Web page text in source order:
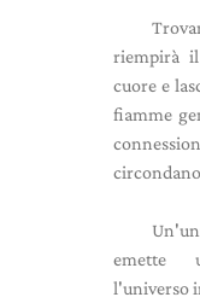
riempirà
cuore e
fiamme
emette
l'universo